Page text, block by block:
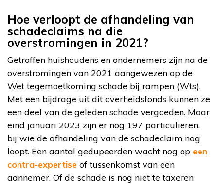
Hoe verloopt de afhandeling van
schadeclaims na die
overstromingen in 2021?
Getroffen huishoudens en ondernemers zijn na de
overstromingen van 2021 aangewezen op de
Wet tegemoetkoming schade bij rampen (Wts).
Met een bijdrage uit dit overheidsfonds kunnen ze
een deel van de geleden schade vergoeden. Maar
eind januari 2023 zijn er nog 197 particulieren,
bij wie de afhandeling van de schadeclaim nog
loopt. Een aantal gedupeerden wacht nog op een
contra-expertise of tussenkomst van een
aannemer. Of de schade is nog niet te taxeren